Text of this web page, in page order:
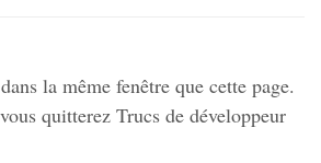
la même fenêtre que cette page.
quitterez Trucs de développeur